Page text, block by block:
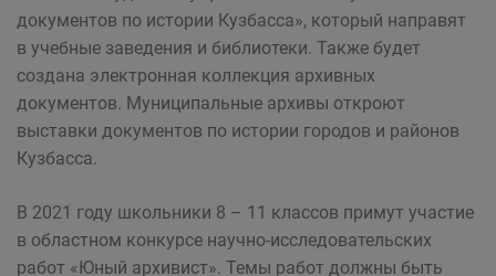
документов по истории Кузбасса», который направят
в учебные заведения и библиотеки. Также будет
создана электронная коллекция архивных
документов. Муниципальные архивы откроют
выставки документов по истории городов и районов
Кузбасса.
В 2021 году школьники 8 – 11 классов примут участие
в областном конкурсе научно-исследовательских
работ «Юный архивист». Темы работ должны быть